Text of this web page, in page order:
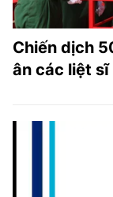
Chiến dịch
ân các liệt sĩ